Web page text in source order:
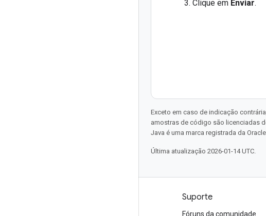
Clique em Enviar.
Exceto em caso de indicação
amostras de código são licenciadas
Java é uma marca registrada da
Última atualização 2026-01-14 UTC.
Suporte
Fóruns da comunidade